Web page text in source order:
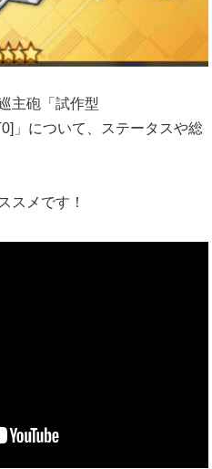
主砲「試作型
」について、ステータスや総
スメです！